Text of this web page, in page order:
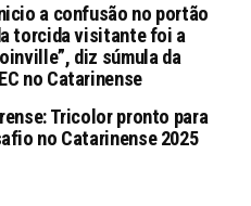
a confusão no portão
torcida visitante foi a
diz súmula da
no Catarinense
Tricolor pronto para
no Catarinense 2025